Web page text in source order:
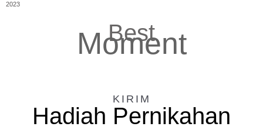
2023
Best
Moment
KIRIM
Hadiah Pernikahan